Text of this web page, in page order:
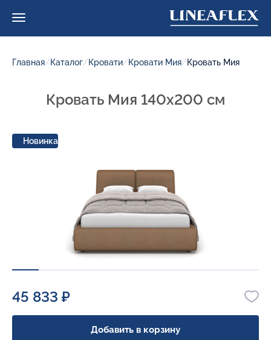
Главная/Каталог/Кровати/Кровати Мия/Кровать Мия
Кровать Мия 140x200 см
Новинка
45 833 ₽
Добавить в корзину